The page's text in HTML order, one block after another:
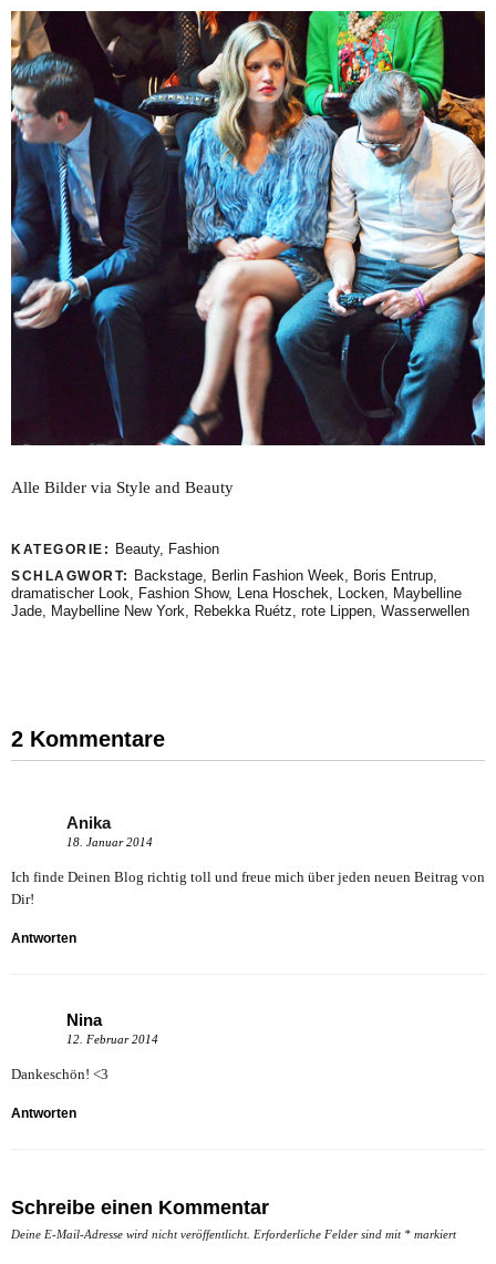
Alle Bilder via Style and Beauty
KATEGORIE: Beauty, Fashion
SCHLAGWORT: Backstage Berlin Fashion Week Boris Entrup
dramatischer Look
Fashion Show, Lena Hoschek Locken
Maybelline
Jade
Maybelline New York Rebekka Ruétz rote Lippen Wasserwellen
2 Kommentare
Anika
18. Januar 2014
Ich finde Deinen Blog richtig toll und freue mich über jeden neuen Beitrag von
Dir!
Antworten
Nina
12. Februar 2014
Dankeschön! <3
Antworten
Schreibe einen Kommentar
Deine E-Mail-Adresse wird nicht veröffentlicht. Erforderliche Felder sind mit * markiert